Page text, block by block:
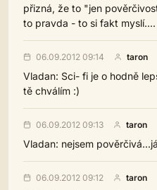
přizná, že to "jen
to pravda - to si fakt
06.09.2012 09:14 taron
Vladan: Sci- fi je o hodně
tě chválím :)
06.09.2012 09:13 taron
Vladan: nejsem
06.09.2012 09:12 taron